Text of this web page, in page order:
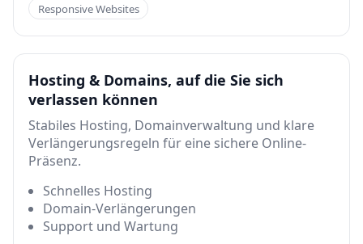
Responsive Websites
Hosting & Domains, auf die Sie sich
verlassen können
Stabiles Hosting, Domainverwaltung und klare
Verlängerungsregeln für eine sichere Online-
Präsenz.
Schnelles Hosting
Domain-Verlängerungen
Support und Wartung